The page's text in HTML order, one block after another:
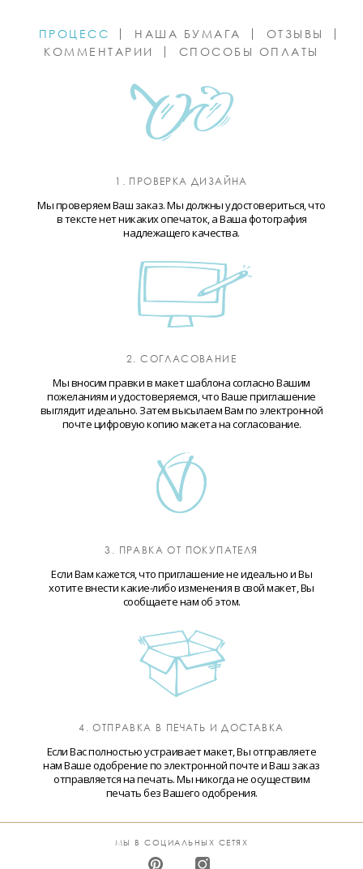
ПРОЦЕСС НАША БУМАГА
ОТЗЫВЫ
КОММЕНТАРИИ
СПОСОБЫ ОПЛАТЫ
1. ПРОВЕРКА ДИЗАЙНА
Мы проверяем Ваш заказ. Мы должны удостовериться, что
в тексте нет никаких опечаток, а Ваша фотография
надлежащего качества.
2. СОГЛАСОВАНИЕ
Мы вносим правки в макет шаблона согласно Вашим
пожеланиям и удостоверяемся, что Ваше приглашение
выглядит идеально. Затем высылаем Вам по электронной
почте цифровую копию макета на согласование.
3. ПРАВКА ОТ ПОКУПАТЕЛЯ
Если Вам кажется, что приглашение не идеально и Вы
хотите внести какие-либо изменения в свой макет, Вы
сообщаете нам об этом.
4. ОТПРАВКА В ПЕЧАТЬ И ДОСТАВКА
Если Вас полностью устраивает макет, Вы отправляете
нам Ваше одобрение по электронной почте и Ваш заказ
отправляется на печать. Мы никогда не осуществим
печать без Вашего одобрения.
МЫ В СОЦИАЛЬНЫХ СЕТЯХ